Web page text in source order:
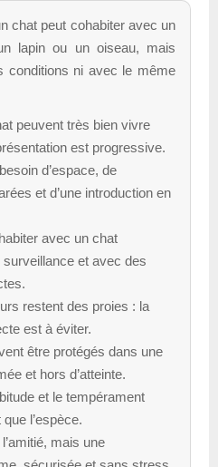
chat peut cohabiter avec un
lapin ou un oiseau, mais
conditions ni avec le même
peuvent très bien vivre
est progressive.
d’espace, de
et d’une introduction en
avec un chat
et avec des
restent des proies : la
est à éviter.
être protégés dans une
et hors d’atteinte.
et le tempérament
l’espèce.
mais une